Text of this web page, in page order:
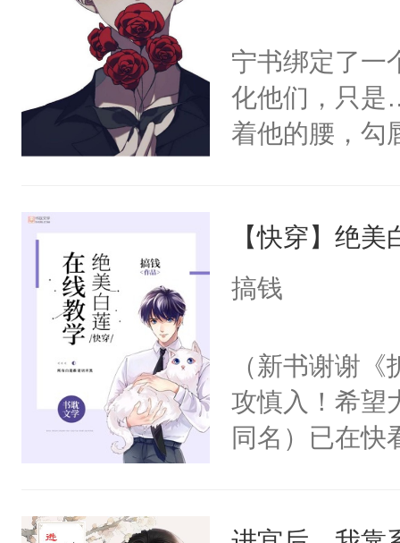
宁书绑定了一
化他们，只是
着他的腰，勾
来，给老公
用力——为你
【快穿】绝
搞钱
（新书谢谢
攻慎入！希望
同名）已在快